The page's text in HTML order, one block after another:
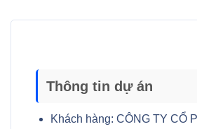
Thông tin dự án
Khách hàng: CÔNG TY CỔ